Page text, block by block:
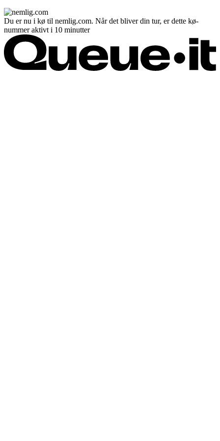
Du er nu i kø til nemlig.com. Når det bliver din tur, er dette kø-
nummer aktivt i 10 minutter